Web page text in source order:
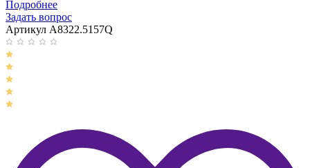
Подробнее
Задать вопрос
Артикул A8322.5157Q